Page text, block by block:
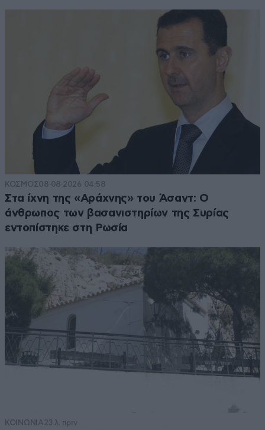
ΚΟΣΜΟΣ08·08·2026 04:58
Στα ίχνη της «Αράχνης» του Άσαντ: Ο
άνθρωπος των βασανιστηρίων της Συρίας
εντοπίστηκε στη Ρωσία
ΚΟΙΝΩΝΙΑ 23 λ. πριν